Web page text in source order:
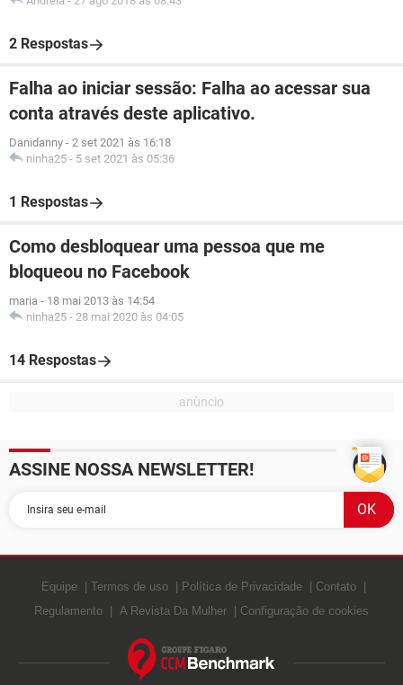
2 Respostas
Falha ao iniciar sessão: Falha ao acessar sua
conta através deste aplicativo.
Danidanny - 2 set 2021 às 16:18
ninha25 - 5 set 2021 às 05:36
1 Respostas
Como desbloquear uma pessoa que me
bloqueou no Facebook
maria - 18 mai 2013 às 14:54
ninha25 - 28 mai 2020 às 04:05
14 Respostas
ASSINE NOSSA NEWSLETTER!
Equipe Termos de uso Política de Privacidade
Contato
Regulamento
A Revista Da Mulher Configuração de cookies